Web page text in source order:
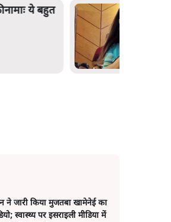
' अंडों से
सीने पर
ने जारी किया मुजतबा खामेनेई का
स्वास्थ्य पर इसराइली मीडिया में